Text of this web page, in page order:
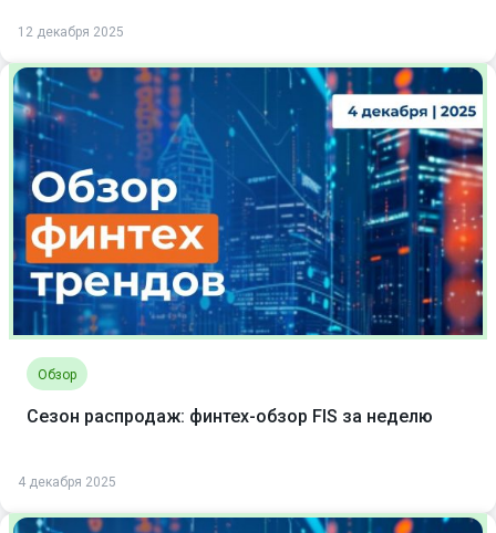
12 декабря 2025
Обзор
Сезон распродаж: финтех-обзор FIS за неделю
4 декабря 2025